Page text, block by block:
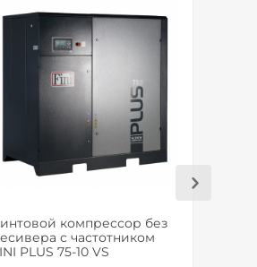
компрессор без
с частотником
PLUS 75-10 VS